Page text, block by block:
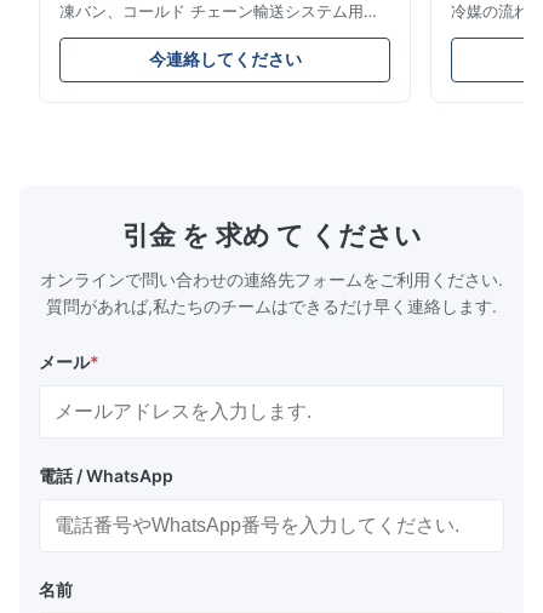
凍バン、コールド チェーン輸送システム用に
設計された高性能冷凍制御コンポーネントで
す。蒸発器への冷媒の流れを正確に制御し、安
定した冷却性能、エネルギー効率、信頼性の高
今連絡してください
冷媒の流れ
とエネルギ
ムやコール
引金 を 求め て ください
オンラインで問い合わせの連絡先フォームをご利用ください.
質問があれば,私たちのチームはできるだけ早く連絡します.
メール*
電話 / WhatsApp
名前